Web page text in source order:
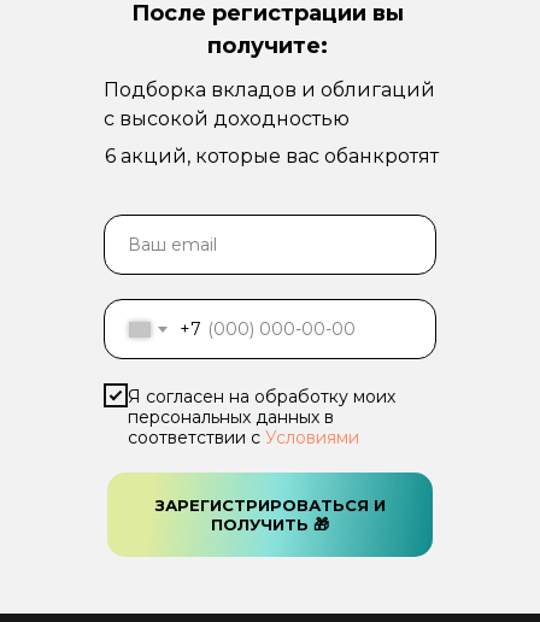
Ваш email
+7
Я согласен на обработку моих
персональных данных в
соответствии с Условиями
ЗАРЕГИСТРИРОВАТЬСЯ И
ПОЛУЧИТЬ 🎁
После регистрации вы
получите:
Подборка вкладов и облигаций
с высокой доходностью
6 акций, которые вас обанкротят